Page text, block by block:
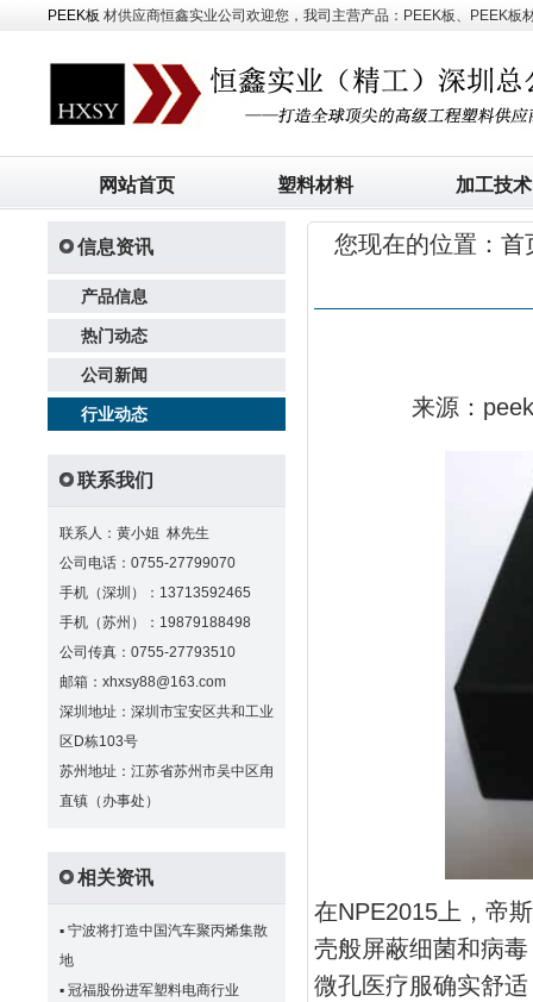
PEEK板 材供应商恒鑫实业公司欢迎您，我司主营产品：PEEK板、PEEK板
网站首页 塑料材料 加工技术
信息资讯
产品信息
热门动态
公司新闻
行业动态
联系我们
联系人：黄小姐 林先生
公司电话：0755-27799070
手机（深圳）：13713592465
手机（苏州）：19879188498
公司传真：0755-27793510
邮箱：xhxsy88@163.com
深圳地址：深圳市宝安区共和工业
区D栋103号
苏州地址：江苏省苏州市吴中区甪
直镇（办事处）
相关资讯
▪ 宁波将打造中国汽车聚丙烯集散
地
▪ 冠福股份进军塑料电商行业
您现在的位置： 首
来源：
在NPE2015上，帝
壳般屏蔽细菌和病
微孔医疗服确实舒